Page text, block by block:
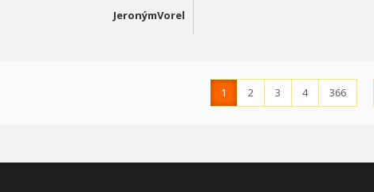
JeronýmVorel
1 2 3 4 366